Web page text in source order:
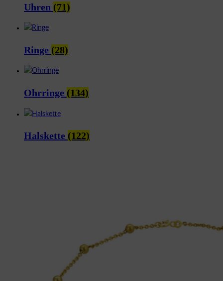
Uhren (71)
Ringe (28)
Ohrringe (134)
Halskette (122)